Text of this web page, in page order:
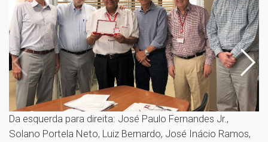
Da esquerda para direita: José Paulo Fernandes Jr.,
Solano Portela Neto, Luiz Bernardo, José Inácio Ramos,